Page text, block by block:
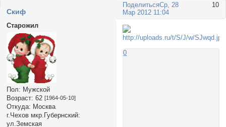
Поделиться 10
Ср, 28
Мар 2012 11:04
Cкиф
Старожил
Пол: Мужской
Возраст: 62 [1964-05-10]
Откуда: Москва
г.Чехов мкр.Губернский:
ул.Земская
0